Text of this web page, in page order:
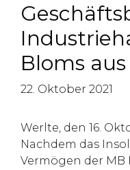
Bloms
22. Oktober 2021
Werlte, den 16.
Nachdem das
Vermögen der MB